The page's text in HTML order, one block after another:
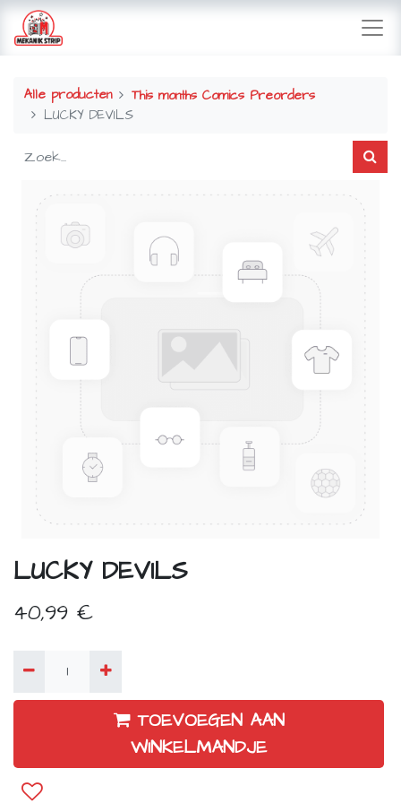
Alle producten
This months Comics Preorders
LUCKY DEVILS
LUCKY DEVILS
40,99 €
TOEVOEGEN AAN
WINKELMANDJE